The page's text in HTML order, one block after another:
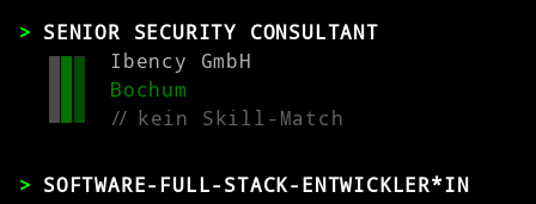
SENIOR SECURITY CONSULTANT
Ibency GmbH
Bochum
//kein Skill-Match
SOFTWARE-FULL-STACK-ENTWICKLER*IN